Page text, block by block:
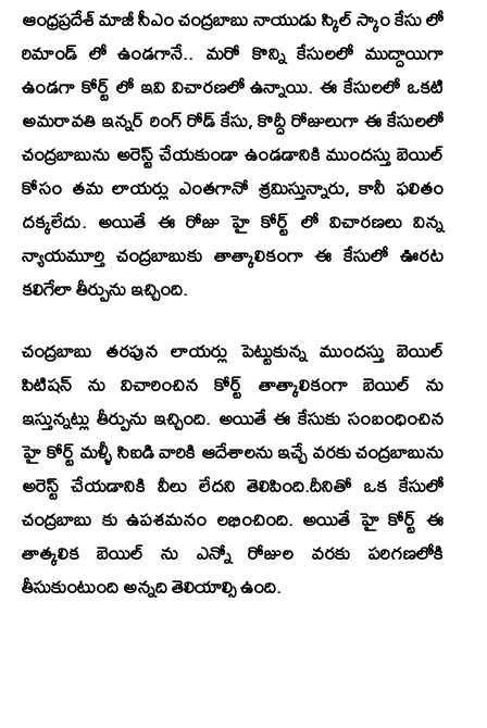
ఆంధ్రప్రదేశ్ మాజీ సీఎం చంద్రబాబు నాయుడు స్కిల్ స్కాం కేసు లో
రిమాండ్ లో ఉండగానే.. మరో కొన్ని కేసులలో ముద్దాయిగా
ఉండగా కోర్ట్ లో ఇవి విచారణలో ఉన్నాయి. ఈ కేసులలో ఒకటి
అమరావతి ఇన్నర్ రింగ్ రోడ్ కేసు, కొద్దీ రోజులుగా ఈ కేసులలో
చంద్రబాబును అరెస్ట్ చేయకుండా ఉండడానికి ముందస్తు బెయిల్
కోసం తమ లాయర్లు ఎంతగానో శ్రమిస్తున్నారు, కానీ ఫలితం
దక్కలేదు. అయితే ఈ రోజు హై కోర్ట్ లో విచారణలు విన్న
న్యాయమూర్తి చంద్రబాబుకు తాత్కాలికంగా ఈ కేసులో ఊరట
కలిగేలా తీర్పును ఇచ్చింది.
చంద్రబాబు తరపున లాయర్లు పెట్టుకున్న ముందస్తు బెయిల్
పిటిషన్ ను విచారించిన కోర్ట్ తాత్కాలికంగా బెయిల్ ను
ఇస్తున్నట్లు తీర్పును ఇచ్చింది. అయితే ఈ కేసుకు సంబంధించిన
హై కోర్ట్ మళ్ళీ సిఐడి వారికి ఆదేశాలను ఇచ్చే వరకు చంద్రబాబును
అరెస్ట్ చేయడానికి వీలు లేదని తెలిపింది.దీనితో ఒక కేసులో
చంద్రబాబు కు ఉపశమనం లభించింది. అయితే హై కోర్ట్ ఈ
తాత్కలిక బెయిల్ ను ఎన్నో రోజుల వరకు పరిగణలోకి
తీసుకుంటుంది అన్నది తెలియాల్సి ఉంది.